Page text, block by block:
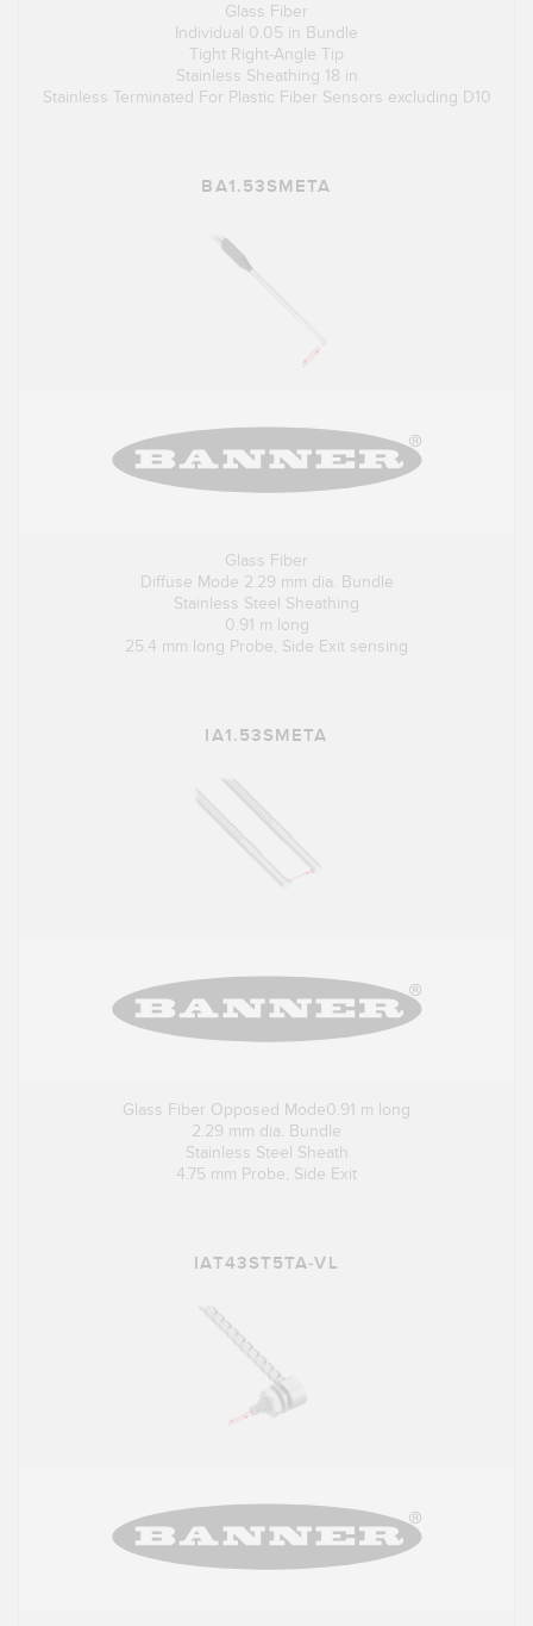
Glass Fiber
Individual 0.05 in Bundle
Tight Right-Angle Tip
Stainless Sheathing 18 in
Stainless Terminated For Plastic Fiber Sensors excluding D10
BA1.53SMETA
Glass Fiber
Diffuse Mode 2.29 mm dia. Bundle
Stainless Steel Sheathing
0.91 m long
25.4 mm long Probe, Side Exit sensing
IA1.53SMETA
Glass Fiber Opposed Mode0.91 m long
2.29 mm dia. Bundle
Stainless Steel Sheath
4.75 mm Probe, Side Exit
IAT43ST5TA-VL